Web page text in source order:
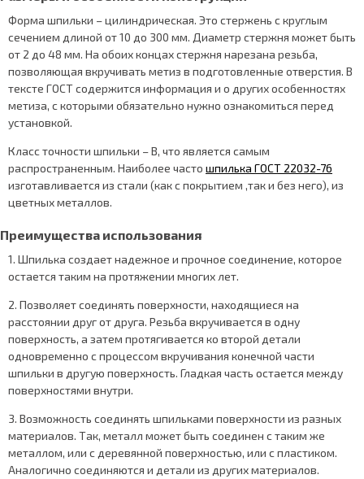
Форма шпильки – цилиндрическая. Это стержень с круглым
сечением длиной от 10 до 300 мм. Диаметр стержня может быть
от 2 до 48 мм. На обоих концах стержня нарезана резьба,
позволяющая вкручивать метиз в подготовленные отверстия. В
тексте ГОСТ содержится информация и о других особенностях
метиза, с которыми обязательно нужно ознакомиться перед
установкой.
Класс точности шпильки – В, что является самым
распространенным. Наиболее часто шпилька ГОСТ 22032-76
изготавливается из стали (как с покрытием ,так и без него), из
цветных металлов.
Преимущества использования
1. Шпилька создает надежное и прочное соединение, которое
остается таким на протяжении многих лет.
2. Позволяет соединять поверхности, находящиеся на
расстоянии друг от друга. Резьба вкручивается в одну
поверхность, а затем протягивается ко второй детали
одновременно с процессом вкручивания конечной части
шпильки в другую поверхность. Гладкая часть остается между
поверхностями внутри.
3. Возможность соединять шпильками поверхности из разных
материалов. Так, металл может быть соединен с таким же
металлом, или с деревянной поверхностью, или с пластиком.
Аналогично соединяются и детали из других материалов.